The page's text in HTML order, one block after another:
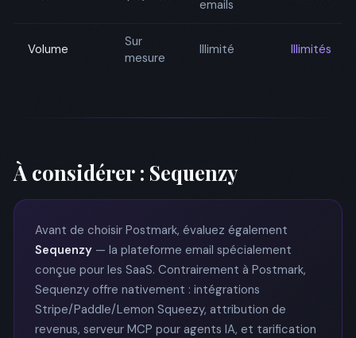
emails
Volume
Sur
mesure
Illimité Illimités
À considérer : Sequenzy
Avant de choisir Postmark, évaluez également
Sequenzy— la plateforme email spécialement
conçue pour les SaaS. Contrairement à Postmark,
Sequenzy offre nativement : intégrations
Stripe/Paddle/Lemon Squeezy, attribution de
revenus, serveur MCP pour agents IA, et tarification